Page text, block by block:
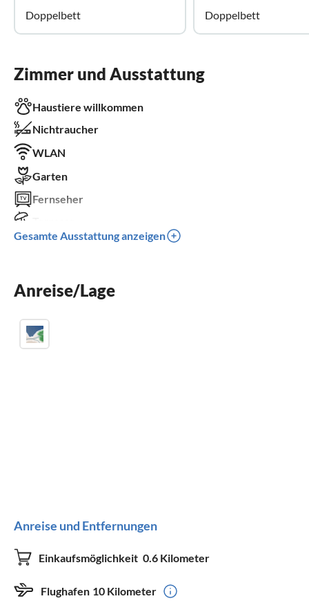
Doppelbett
Doppelbett
Zimmer und Ausstattung
Haustiere willkommen
Nichtraucher
WLAN
Garten
Fernseher
Spülmaschine
Grill
Gesamte Ausstattung anzeigen
Anreise/Lage
Anreise und Entfernungen
Einkaufsmöglichkeit 0.6 Kilometer
Flughafen 10 Kilometer